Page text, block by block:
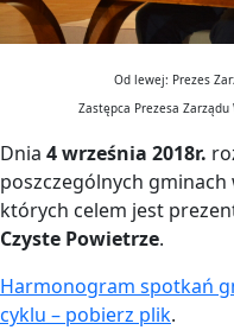
Od lewej: Prezes
Zastępca Prezesa Zarządu
Dnia 4 września 2018r.
poszczególnych
których celem jest
Czyste Powietrze.
Harmonogram spotkań
cyklu – pobierz plik.